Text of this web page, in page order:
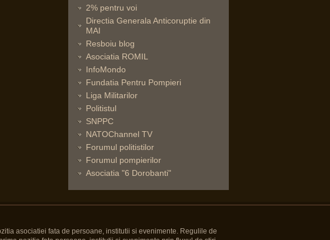
2% pentru voi
Directia Generala Anticoruptie din
MAI
Resboiu blog
Asociatia ROMIL
InfoMondo
Fundatia Pentru Pompieri
Liga Militarilor
Politistul
SNPPC
NATOChannel TV
Forumul politistilor
Forumul pompierilor
Asociatia "6 Dorobanti"
asociatiei fata de persoane, institutii si evenimente. Regulile de